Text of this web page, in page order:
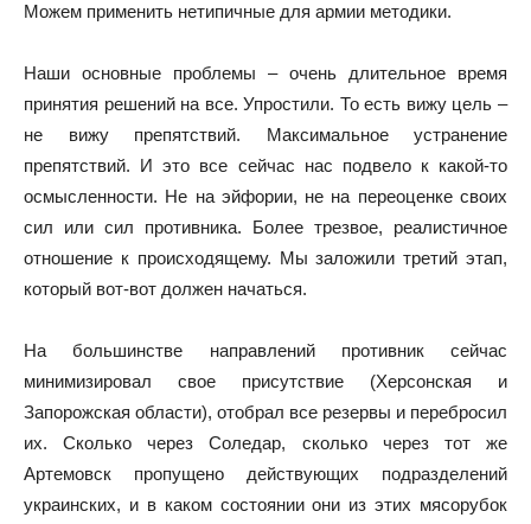
Можем применить нетипичные для армии методики.
Наши основные проблемы – очень длительное время
принятия решений на все. Упростили. То есть вижу цель –
не вижу препятствий. Максимальное устранение
препятствий. И это все сейчас нас подвело к какой-то
осмысленности. Не на эйфории, не на переоценке своих
сил или сил противника. Более трезвое, реалистичное
отношение к происходящему. Мы заложили третий этап,
который вот-вот должен начаться.
На большинстве направлений противник сейчас
минимизировал свое присутствие (Херсонская и
Запорожская области), отобрал все резервы и перебросил
их. Сколько через Соледар, сколько через тот же
Артемовск пропущено действующих подразделений
украинских, и в каком состоянии они из этих мясорубок